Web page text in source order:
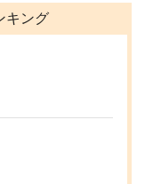
キング